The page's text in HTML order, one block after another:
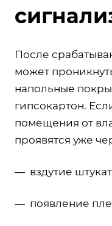
После
может
напольные
гипсокартон.
помещения от
проявятся уже
— вздутие
— появление